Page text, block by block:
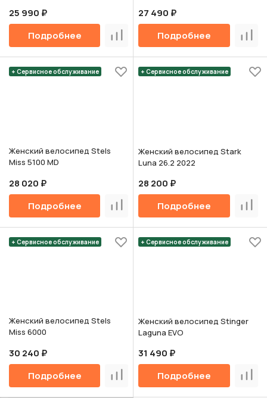
25 990 ₽
Подробнее
Сравнить
27 490 ₽
Подробнее
+ Сервисное обслуживание
Женский велосипед Stels
Miss 5100 MD
28 020 ₽
Подробнее
Сравнить
+ Сервисное обслуживание
Женский велосипед Stark
Luna 26.2 2022
28 200 ₽
Подробнее
+ Сервисное обслуживание
Женский велосипед Stels
Miss 6000
30 240 ₽
Подробнее
Сравнить
+ Сервисное обслуживание
Женский велосипед Stinger
Laguna EVO
31 490 ₽
Подробнее